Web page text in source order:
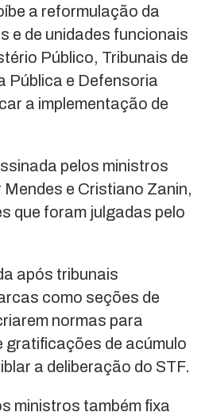
a reformulação da
e de unidades funcionais
Público, Tribunais de
Pública e Defensoria
a implementação de
pelos ministros
Mendes e Cristiano Zanin,
que foram julgadas pelo
após tribunais
como seções de
normas para
gratificações de acúmulo
a deliberação do STF.
ministros também fixa